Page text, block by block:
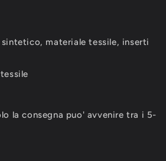
sintetico, materiale tessile, inserti
la consegna puo' avvenire tra i 5-